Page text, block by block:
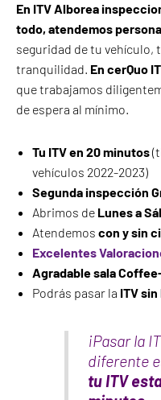
En ITV Alborea
todo, atendemos
seguridad de tu
tranquilidad. En cerQuo
que trabajamos
de espera al mínimo.
Tu ITV en 20 minutos
vehículos 2022-2023)
Segunda inspección
Abrimos de Lunes a
Atendemos con y sin
Excelentes
Agradable sala
Podrás pasar la ITV
¡Pasar la
diferente
tu ITV